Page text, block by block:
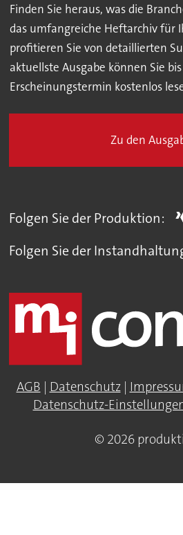
Finden Sie heraus, was die
das umfangreiche Heftarchiv für
profitieren Sie von detaillierten
aktuellste Ausgabe können Sie
Erscheinungstermin kostenlos
Zu den
Folgen Sie der Produktion:
Folgen Sie der
AGB | Datenschutz|
Datenschutz-
© 2026